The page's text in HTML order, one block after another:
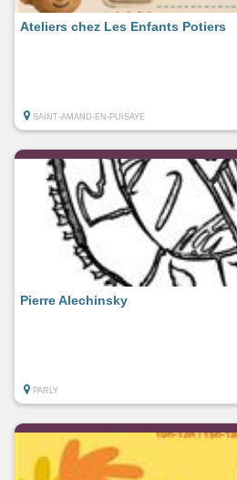
Ateliers chez Les Enfants Potiers
SAINT-AMAND-EN-PUISAYE
Pierre Alechinsky
PARLY